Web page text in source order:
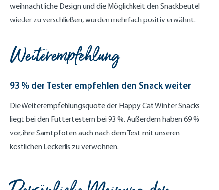
weihnachtliche Design und die Möglichkeit den Snackbeutel
wieder zu verschließen, wurden mehrfach positiv erwähnt.
Weiterempfehlung
93 % der Tester empfehlen den Snack weiter
Die Weiterempfehlungsquote der Happy Cat Winter Snacks
liegt bei den Futtertestern bei 93 %. Außerdem haben 69 %
vor, ihre Samtpfoten auch nach dem Test mit unseren
köstlichen Leckerlis zu verwöhnen.